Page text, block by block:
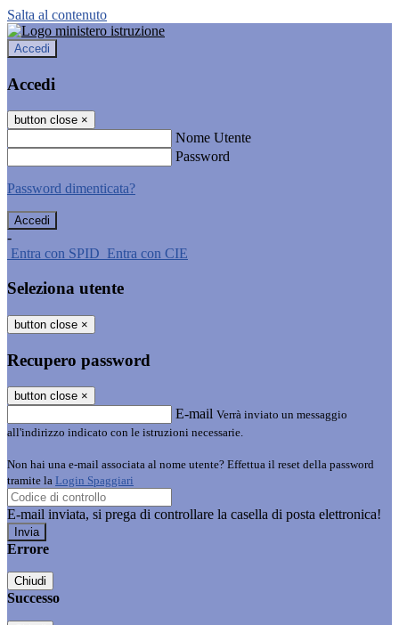
Salta al contenuto
Accedi
Accedi
button close ×
Nome Utente
Password
Password dimenticata?
-
Entra con SPID Entra con CIE
Seleziona utente
button close ×
Recupero password
button close ×
E-mail Verrà inviato un messaggio
all'indirizzo indicato con le istruzioni necessarie.
Non hai una e-mail associata al nome utente? Effettua il reset della password
tramite la Login Spaggiari
E-mail inviata, si prega di controllare la casella di posta elettronica!
Errore
Chiudi
Successo